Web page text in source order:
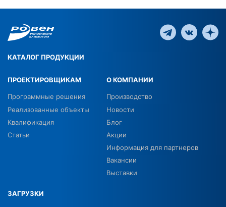
КАТАЛОГ ПРОДУКЦИИ
ПРОЕКТИРОВЩИКАМ
Программные решения
Реализованные объекты
Квалификация
Статьи
О КОМПАНИИ
Производство
Новости
Блог
Акции
Информация для партнеров
Вакансии
Выставки
ЗАГРУЗКИ